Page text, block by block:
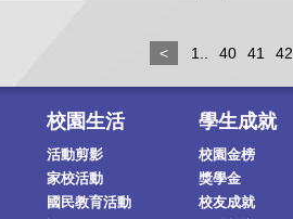
< 1.. 40 41 42
校園生活
活動剪影
家校活動
國民教育活動
學生成就
校園金榜
獎學金
校友成就